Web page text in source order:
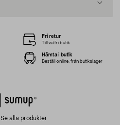
Se alla produkter
Fri retur
Till valfri butik
Hämta i butik
Beställ online, från butikslager